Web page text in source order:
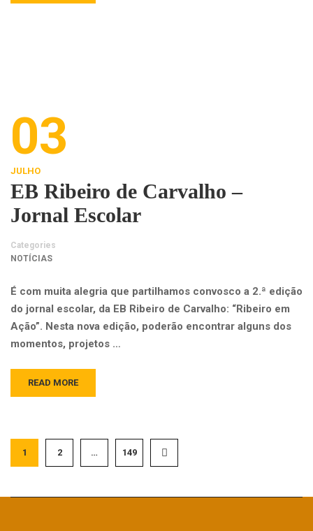
03
JULHO
EB Ribeiro de Carvalho –
Jornal Escolar
Categories
NOTÍCIAS
É com muita alegria que partilhamos convosco a 2.ª edição
do jornal escolar, da EB Ribeiro de Carvalho: “Ribeiro em
Ação”. Nesta nova edição, poderão encontrar alguns dos
momentos, projetos …
READ MORE
1 2 … 149